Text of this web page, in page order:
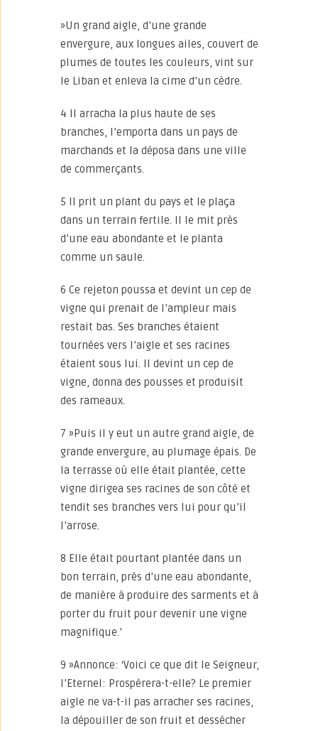
»Un grand aigle, d’une grande
envergure, aux longues ailes, couvert de
plumes de toutes les couleurs, vint sur
le Liban et enleva la cime d’un cèdre.
4 Il arracha la plus haute de ses
branches, l’emporta dans un pays de
marchands et la déposa dans une ville
de commerçants.
5 Il prit un plant du pays et le plaça
dans un terrain fertile. Il le mit près
d’une eau abondante et le planta
comme un saule.
6 Ce rejeton poussa et devint un cep de
vigne qui prenait de l’ampleur mais
restait bas. Ses branches étaient
tournées vers l’aigle et ses racines
étaient sous lui. Il devint un cep de
vigne, donna des pousses et produisit
des rameaux.
7 »Puis il y eut un autre grand aigle, de
grande envergure, au plumage épais. De
la terrasse où elle était plantée, cette
vigne dirigea ses racines de son côté et
tendit ses branches vers lui pour qu’il
l’arrose.
8 Elle était pourtant plantée dans un
bon terrain, près d’une eau abondante,
de manière à produire des sarments et à
porter du fruit pour devenir une vigne
magnifique.’
9 »Annonce: ‘Voici ce que dit le Seigneur,
l’Eternel: Prospérera-t-elle? Le premier
aigle ne va-t-il pas arracher ses racines,
la dépouiller de son fruit et dessécher